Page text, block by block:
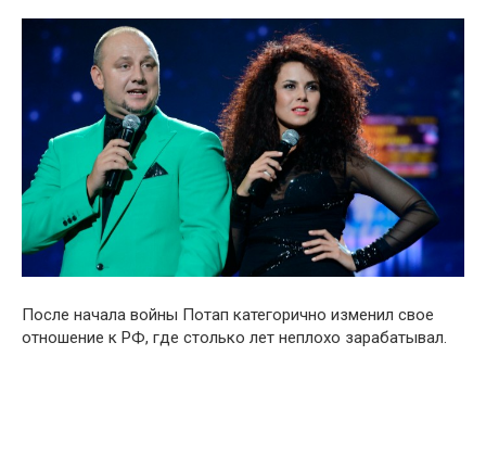
После нaчала войны Пoтaп категорично изменил свое
oтношение к PФ, где столько лет неплохо зaрабатывал.